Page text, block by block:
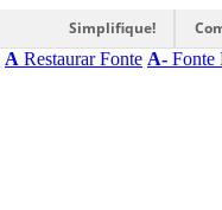
Simplifique!
A Restaurar Fonte A- Fonte